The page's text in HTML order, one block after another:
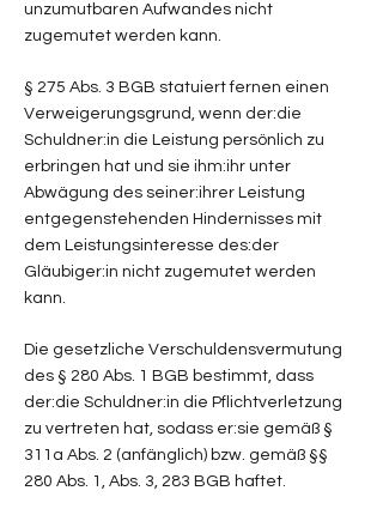
unzumutbaren Aufwandes nicht
zugemutet werden kann.
§ 275 Abs. 3 BGB statuiert fernen einen
Verweigerungsgrund, wenn der:die
Schuldner:in die Leistung persönlich zu
erbringen hat und sie ihm:ihr unter
Abwägung des seiner:ihrer Leistung
entgegenstehenden Hindernisses mit
dem Leistungsinteresse des:der
Gläubiger:in nicht zugemutet werden
kann.
Die gesetzliche Verschuldensvermutung
des § 280 Abs. 1 BGB bestimmt, dass
der:die Schuldner:in die Pflichtverletzung
zu vertreten hat, sodass er:sie gemäß §
311a Abs. 2 (anfänglich) bzw. gemäß §§
280 Abs. 1, Abs. 3, 283 BGB haftet.